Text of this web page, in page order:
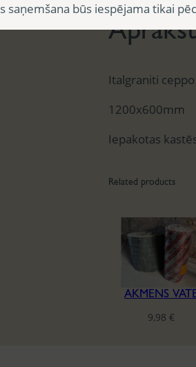
Italgraniti
1200x600mm
Iepakotas
Related products
AKMENS
9,98€
saņemšana būs iespējama tikai